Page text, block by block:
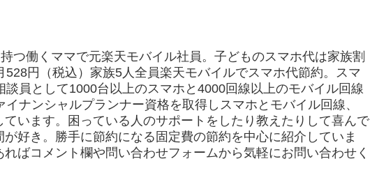
つ働くママで元楽天モバイル社員。子どものスマホ代は家族割
528円（税込）家族5人全員楽天モバイルでスマホ代節約。スマ
談員として1000台以上のスマホと4000回線以上のモバイル回線
イナンシャルプランナー資格を取得しスマホとモバイル回線、
ています。困っている人のサポートをしたり教えたりして喜んで
が好き。勝手に節約になる固定費の節約を中心に紹介していま
ればコメント欄や問い合わせフォームから気軽にお問い合わせく